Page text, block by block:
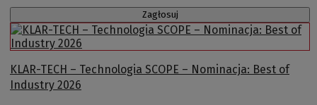
Zagłosuj
KLAR-TECH – Technologia SCOPE – Nominacja: Best of
Industry 2026